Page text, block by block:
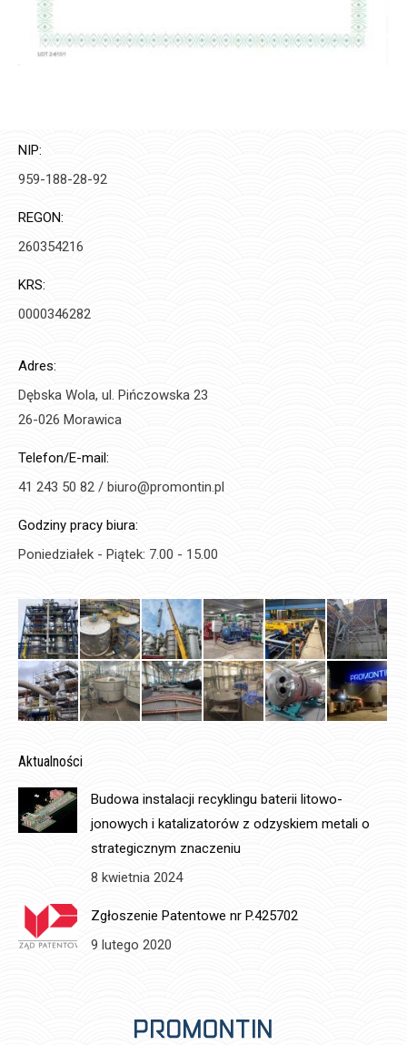
NIP:
959-188-28-92
REGON:
260354216
KRS:
0000346282
Adres:
Dębska Wola, ul. Pińczowska 23
26-026 Morawica
Telefon/E-mail:
41 243 50 82 / biuro@promontin.pl
Godziny pracy biura:
Poniedziałek - Piątek: 7.00 - 15.00
Aktualności
Budowa instalacji recyklingu baterii litowo-
jonowych i katalizatorów z odzyskiem metali o
strategicznym znaczeniu
8 kwietnia 2024
Zgłoszenie Patentowe nr P.425702
9 lutego 2020